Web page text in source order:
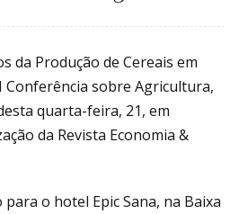
da Produção de Cereais em
Conferência sobre Agricultura,
quarta-feira, 21, em
da Revista Economia &
o hotel Epic Sana, na Baixa